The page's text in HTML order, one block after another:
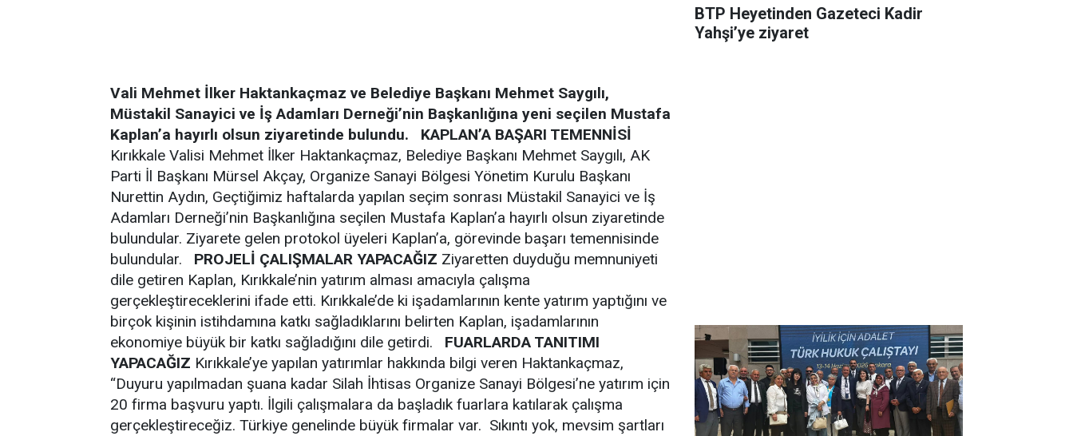
Vali Mehmet İlker Haktankaçmaz ve Belediye Başkanı Mehmet Saygılı,
Müstakil Sanayici ve İş Adamları Derneği’nin Başkanlığına yeni seçilen Mustafa
Kaplan’a hayırlı olsun ziyaretinde bulundu.
KAPLAN’A BAŞARI TEMENNİSİ
Kırıkkale Valisi Mehmet İlker Haktankaçmaz, Belediye Başkanı Mehmet Saygılı, AK
Parti İl Başkanı Mürsel Akçay, Organize Sanayi Bölgesi Yönetim Kurulu Başkanı
Nurettin Aydın, Geçtiğimiz haftalarda yapılan seçim sonrası Müstakil Sanayici ve İş
Adamları Derneği’nin Başkanlığına seçilen Mustafa Kaplan’a hayırlı olsun ziyaretinde
bulundular. Ziyarete gelen protokol üyeleri Kaplan’a, görevinde başarı temennisinde
bulundular. PROJELİ ÇALIŞMALAR YAPACAĞIZ Ziyaretten duyduğu memnuniyeti
dile getiren Kaplan, Kırıkkale’nin yatırım alması amacıyla çalışma
gerçekleştireceklerini ifade etti. Kırıkkale’de ki işadamlarının kente yatırım yaptığını ve
birçok kişinin istihdamına katkı sağladıklarını belirten Kaplan, işadamlarının
ekonomiye büyük bir katkı sağladığını dile getirdi. FUARLARDA TANITIMI
YAPACAĞIZ Kırıkkale’ye yapılan yatırımlar hakkında bilgi veren Haktankaçmaz,
“Duyuru yapılmadan şuana kadar Silah İhtisas Organize Sanayi Bölgesi’ne yatırım için
20 firma başvuru yaptı. İlgili çalışmalara da başladık fuarlara katılarak çalışma
gerçekleştireceğiz. Türkiye genelinde büyük firmalar var. Sıkıntı yok, mevsim şartları
BTP Heyetinden Gazeteci Kadir
Yahşi’ye ziyaret